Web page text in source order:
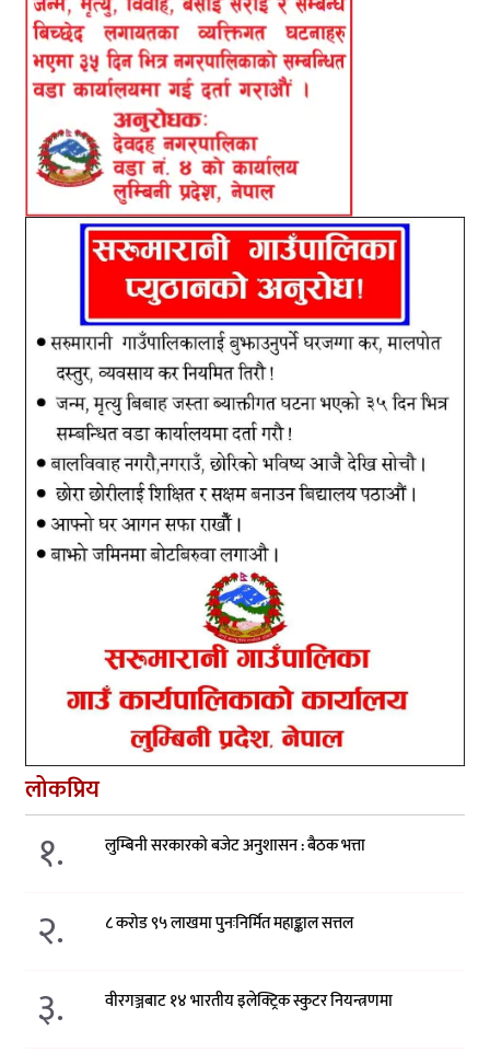
लोकप्रिय
१. लुम्बिनी सरकारको बजेट अनुशासन : बैठक भत्ता
२. ८ करोड ९५ लाखमा पुनःनिर्मित महाङ्काल सत्तल
३. वीरगञ्जबाट १४ भारतीय इलेक्ट्रिक स्कुटर नियन्त्रणमा